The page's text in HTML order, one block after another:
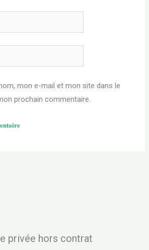
mon e-mail et mon site dans le
prochain commentaire.
privée hors contrat